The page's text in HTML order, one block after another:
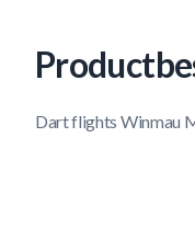
Dart flights Winmau